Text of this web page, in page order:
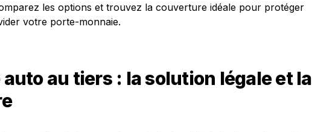
au tiers : la solution légale et la